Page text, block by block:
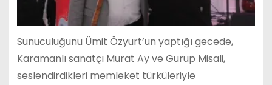
Sunuculuğunu Ümit Özyurt’un yaptığı gecede,
Karamanlı sanatçı Murat Ay ve Gurup Misali,
seslendirdikleri memleket türküleriyle